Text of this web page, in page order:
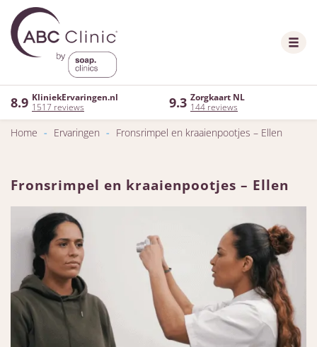
8.9 KliniekErvaringen.nl
1517 reviews
9.3 Zorgkaart NL
144 reviews
Home - Ervaringen - Fronsrimpel en kraaienpootjes – Ellen
Fronsrimpel en kraaienpootjes – Ellen